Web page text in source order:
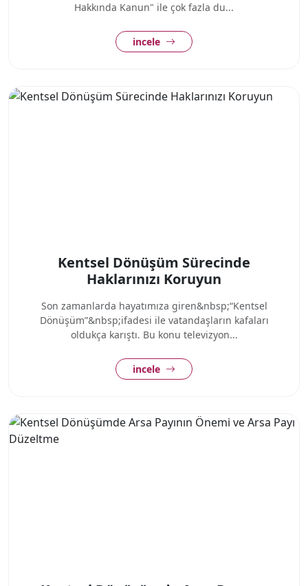
Hakkında Kanun" ile çok fazla du...
incele
Kentsel Dönüşüm Sürecinde
Haklarınızı Koruyun
Son zamanlarda hayatımıza giren&nbsp;“Kentsel
Dönüşüm”&nbsp;ifadesi ile vatandaşların kafaları
oldukça karıştı. Bu konu televizyon...
incele